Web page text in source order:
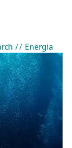
// Energia